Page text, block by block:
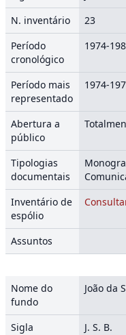
N. inventário
23
Período
cronológico
1974-
Período mais
representado
1974-
Abertura a
público
Tipologias
documentais
Inventário de
espólio
Assuntos
Nome do
fundo
João da
Sigla
J. S. B.